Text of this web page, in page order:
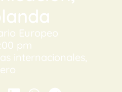
Europeo
pm
internacionales